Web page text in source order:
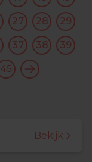
27 28 29
37 38 39
45
Bekijk